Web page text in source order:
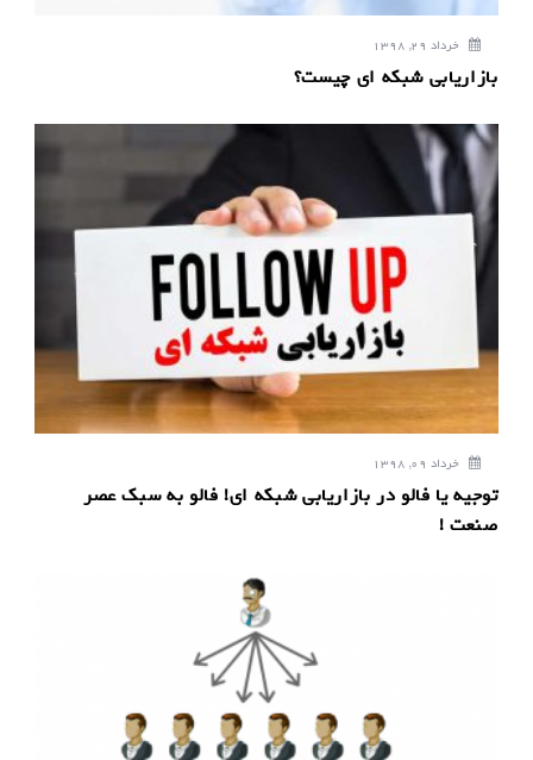
خرداد 29, 1398
بازاریابی شبکه ای چیست؟
خرداد 09, 1398
توجیه یا فالو در بازاریابی شبکه ای! فالو به سبک عصر
صنعت !